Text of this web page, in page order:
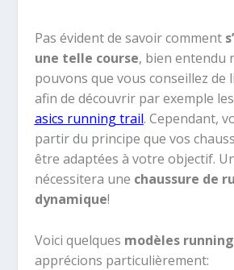
Pas évident de savoir comment
une telle course, bien entendu
pouvons que vous conseillez de
afin de découvrir par exemple les
asics running trail. Cependant,
partir du principe que vos
être adaptées à votre objectif.
nécessitera une chaussure de
dynamique!
Voici quelques modèles running
apprécions particulièrement: